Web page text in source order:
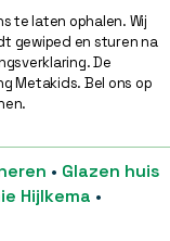
te laten ophalen. Wij
gewiped en sturen na
De
Metakids. Bel ons op
• Glazen huis
Hijlkema •